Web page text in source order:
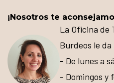
¡Nosotros te
La Oficina de
Burdeos le
- De lunes a
- Domingos y